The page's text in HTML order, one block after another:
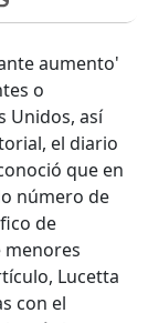
aumento'
o
Unidos, así
el diario
que en
número de
de
menores
Lucetta
con el